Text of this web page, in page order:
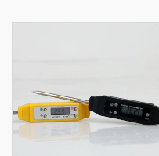
temperaturkontroll för